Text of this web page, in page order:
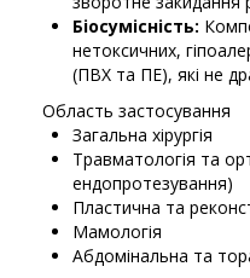
Біосумісність:
нетоксичних,
(ПВХ та ПЕ), які не
Область застосування
Загальна хірургія
Травматологія та
ендопротезування)
Пластична та
Мамологія
Абдомінальна та